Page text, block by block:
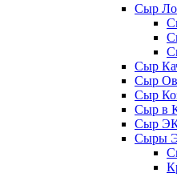
Сыр
Сыр
Сыр
Сыр
Сыр в
Сыр
Сыры